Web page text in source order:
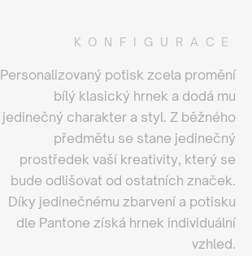
KONFIGURACE
Personalizovaný potisk zcela promění
bílý klasický hrnek a dodá mu
jedinečný charakter a styl. Z běžného
předmětu se stane jedinečný
prostředek vaší kreativity, který se
bude odlišovat od ostatních značek.
Díky jedinečnému zbarvení a potisku
dle Pantone získá hrnek individuální
vzhled.